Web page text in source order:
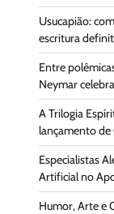
Usucapião:
escritura
Entre
Neymar
A Trilogia
lançamento de
Especialistas
Artificial no
Humor, Arte e